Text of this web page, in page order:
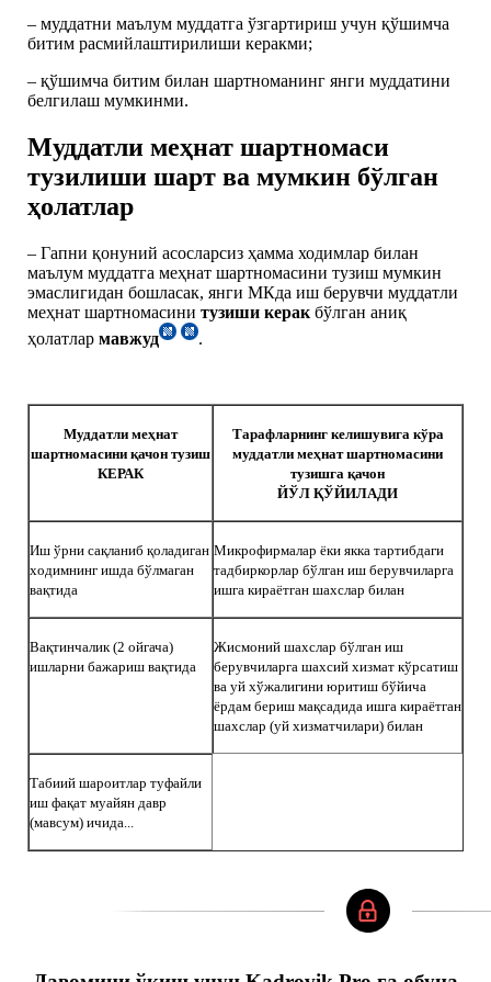
– муддатни маълум муддатга ўзгартириш учун қўшимча
битим расмийлаштирилиши керакми;
– қўшимча битим билан шартноманинг янги муддатини
белгилаш мумкинми.
Муддатли меҳнат шартномаси
тузилиши шарт ва мумкин бўлган
ҳолатлар
– Гапни қонуний асосларсиз ҳамма ходимлар билан
маълум муддатга меҳнат шартномасини тузиш мумкин
эмаслигидан бошласак, янги МКда иш берувчи муддатли
меҳнат шартномасини тузиши керак бўлган аниқ
ҳолатлар мавжуд .
Муддатли меҳнат
шартномасини қачон тузиш
КЕРАК
Тарафларнинг келишувига кўра
муддатли меҳнат шартномасини
тузишга қачон
ЙЎЛ ҚЎЙИЛАДИ
Иш ўрни сақланиб қоладиган
ходимнинг ишда бўлмаган
вақтида
Микрофирмалар ёки якка тартибдаги
тадбиркорлар бўлган иш берувчиларга
ишга кираётган шахслар билан
Вақтинчалик (2 ойгача)
ишларни бажариш вақтида
Жисмоний шахслар бўлган иш
берувчиларга шахсий хизмат кўрсатиш
ва уй хўжалигини юритиш бўйича
ёрдам бериш мақсадида ишга кираётган
шахслар (уй хизматчилари) билан
Табиий шароитлар туфайли
иш фақат муайян давр
(мавсум) ичида...